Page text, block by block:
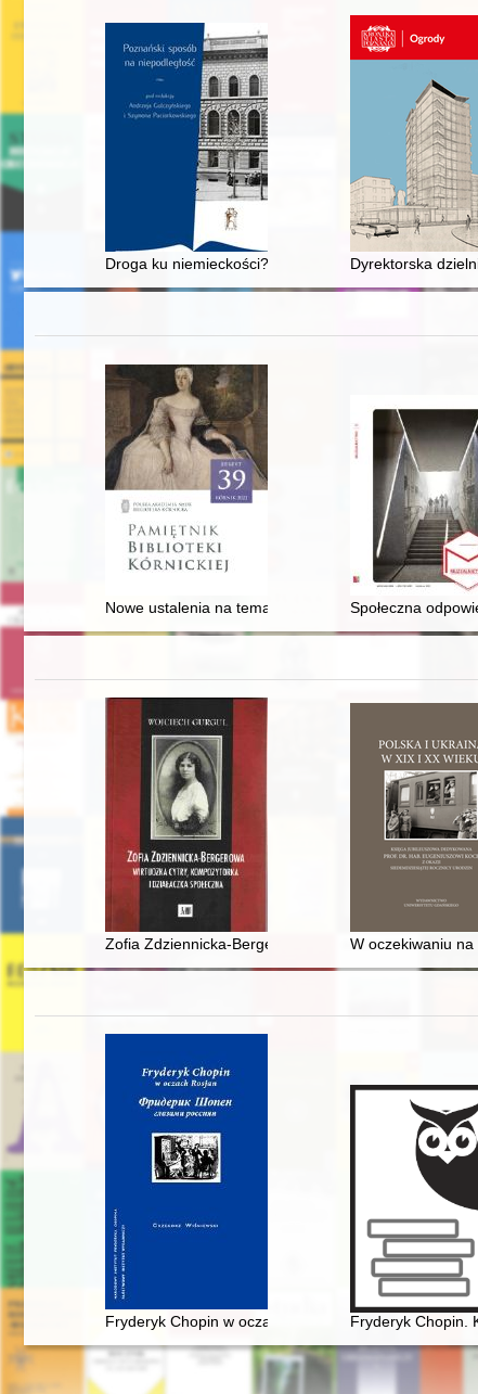
Droga ku niemieckości? : Żydzi w Wielkim Księstwie
Dyrektorska
Nowe ustalenia na temat proweniencji "Autografu
Społeczna
Zofia Zdziennicka-Bergerowa : wirtuozka cytry,
W oczekiwaniu na
Fryderyk Chopin w oczach Rosjan. Antologia.
Fryderyk Chopin.